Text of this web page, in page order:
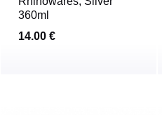
360ml
14.00 €